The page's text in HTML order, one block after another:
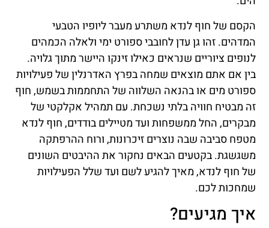
הקסם של חוף לנדא משתרע מעבר ליופיו הטבעי
המדהים. זהו גן עדן לחובבי ספורט ימי ולאלה הכמהים
לנופים ציוריים שנראים כאילו זינקו היישר מתוך גלויה.
בין אם אתם מוצאים שמחה בפרץ האדרנלין של פעילויות
ספורט מים או בהנאה השלווה של התחממות בשמש, חוף
זה מבטיח חוויה בלתי נשכחת. עם תמהיל אקלקטי של
מבקרים, החל ממשפחות ועד מטיילים בודדים, חוף לנדא
מטפח סביבה שבה נוצרים זיכרונות, ורוח ההרפתקה
משגשגת. בקטעים הבאים נחקור את ההיבטים השונים
של חוף לנדא, מאיך להגיע לשם ועד שלל הפעילויות
שמחכות לכם.
איך מגיעים?